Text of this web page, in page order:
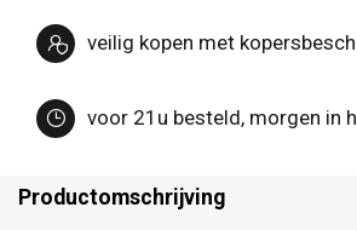
veilig kopen met
voor 21u besteld, morgen in
Productomschrijving